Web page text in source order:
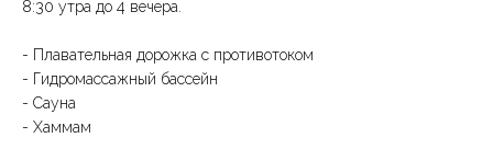
8:30 утра до 4 вечера.
- Плавательная дорожка с противотоком
- Гидромассажный бассейн
- Сауна
- Хаммам